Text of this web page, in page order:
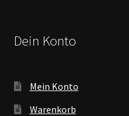
Dein Konto
Mein Konto
Warenkorb